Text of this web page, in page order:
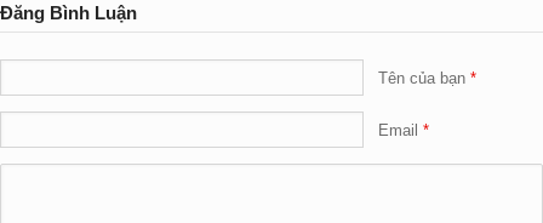
Đăng Bình Luận
Tên của bạn
Email